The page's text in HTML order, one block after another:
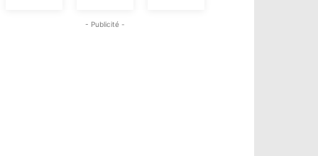
- Publicité -